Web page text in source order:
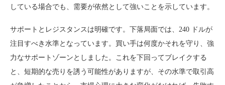
している場合でも、需要が依然として強いことを示しています。
サポートとレジスタンスは明確です。下落局面では、240 ドルが
注目すべき水準となっています。買い手は何度かそれを守り、強
力なサポートゾーンとしました。これを下回ってブレイクする
と、短期的な売りを誘う可能性がありますが、その水準で取引高